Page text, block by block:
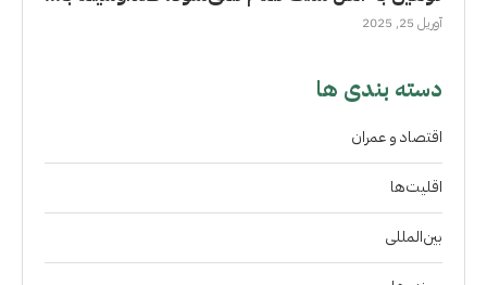
آوریل 25, 2025
دسته بندی ها
اقتصاد و عمران
اقلیت‌ها
بین‌المللی